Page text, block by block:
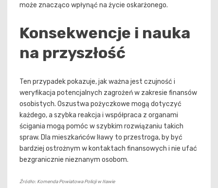
może znacząco wpłynąć na życie oskarżonego.
Konsekwencje i nauka
na przyszłość
Ten przypadek pokazuje, jak ważna jest czujność i
weryfikacja potencjalnych zagrożeń w zakresie finansów
osobistych. Oszustwa pożyczkowe mogą dotyczyć
każdego, a szybka reakcja i współpraca z organami
ścigania mogą pomóc w szybkim rozwiązaniu takich
spraw. Dla mieszkańców Iławy to przestroga, by być
bardziej ostrożnym w kontaktach finansowych i nie ufać
bezgranicznie nieznanym osobom.
Źródło: Komenda Powiatowa Policji w Iławie